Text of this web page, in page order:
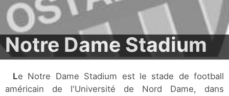
Notre Dame Stadium
Le Notre Dame Stadium est le stade de football
américain de l'Université de Nord Dame, dans